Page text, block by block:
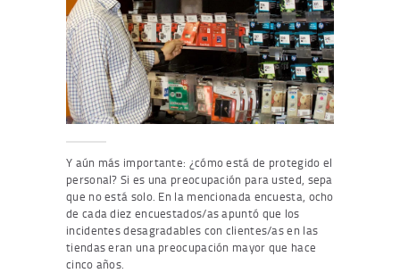
Y aún más importante: ¿cómo está de protegido el
personal? Si es una preocupación para usted, sepa
que no está solo. En la mencionada encuesta, ocho
de cada diez encuestados/as apuntó que los
incidentes desagradables con clientes/as en las
tiendas eran una preocupación mayor que hace
cinco años.